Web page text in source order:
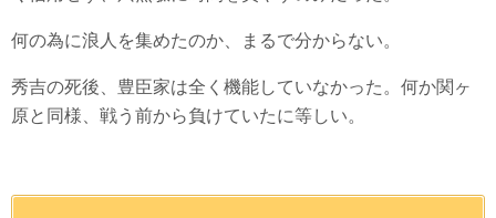
何の為に浪人を集めたのか、まるで分からない。
秀吉の死後、豊臣家は全く機能していなかった。何か関ヶ
原と同様、戦う前から負けていたに等しい。